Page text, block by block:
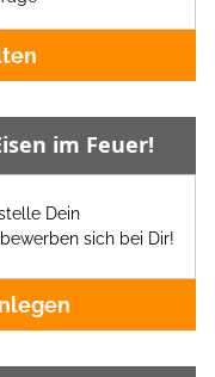
im Feuer!
Dein
sich bei Dir!